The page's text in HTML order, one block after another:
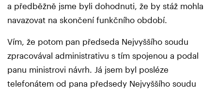
a předběžně jsme byli dohodnuti, že by stáž mohla
navazovat na skončení funkčního období.
Vím, že potom pan předseda Nejvyššího soudu
zpracovával administrativu s tím spojenou a podal
panu ministrovi návrh. Já jsem byl posléze
telefonátem od pana předsedy Nejvyššího soudu